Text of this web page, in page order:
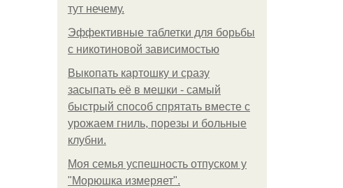
тут нечему.
Эффективные таблетки для борьбы
с никотиновой зависимостью
Выкопать картошку и сразу
засыпать её в мешки - самый
быстрый способ спрятать вместе с
урожаем гниль, порезы и больные
клубни.
Моя семья успешность отпуском у
"Морюшка измеряет".